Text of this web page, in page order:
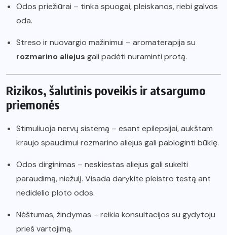
Odos priežiūrai – tinka spuogai, pleiskanos, riebi galvos
oda.
Streso ir nuovargio mažinimui – aromaterapija su
rozmarino aliejus gali padėti nuraminti protą.
Rizikos, šalutinis poveikis ir atsargumo
priemonės
Stimuliuoja nervų sistemą – esant epilepsijai, aukštam
kraujo spaudimui rozmarino aliejus gali pabloginti būklę.
Odos dirginimas – neskiestas aliejus gali sukelti
paraudimą, niežulį. Visada darykite pleistro testą ant
nedidelio ploto odos.
Nėštumas, žindymas – reikia konsultacijos su gydytoju
prieš vartojimą.